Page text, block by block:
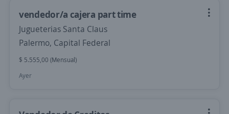
vendedor/a cajera part time
Jugueterias Santa Claus
Palermo, Capital Federal
$ 5.555,00 (Mensual)
Ayer